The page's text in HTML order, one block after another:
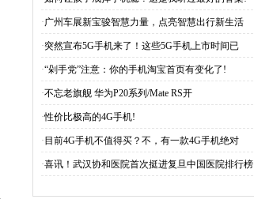
·广州车展新宝骏智慧力量，点亮智慧出行新生活
·突然宣布5G手机来了！这些5G手机上市时间已
·“剁手党”注意：你的手机淘宝首页有变化了!
·不忘老旗舰 华为P20系列/Mate RS开
·性价比极高的4G手机!
· 目前4G手机不值得买？不，有一款4G手机绝对
·喜讯！武汉协和医院首次挺进复旦中国医院排行榜